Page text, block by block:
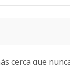
cerca que